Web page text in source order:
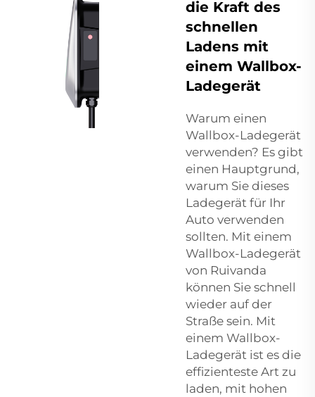
die Kraft des
schnellen
Ladens mit
einem Wallbox-
Ladegerät
Warum einen
Wallbox-Ladegerät
verwenden? Es gibt
einen Hauptgrund,
warum Sie dieses
Ladegerät für Ihr
Auto verwenden
sollten. Mit einem
Wallbox-Ladegerät
von Ruivanda
können Sie schnell
wieder auf der
Straße sein. Mit
einem Wallbox-
Ladegerät ist es die
effizienteste Art zu
laden, mit hohen